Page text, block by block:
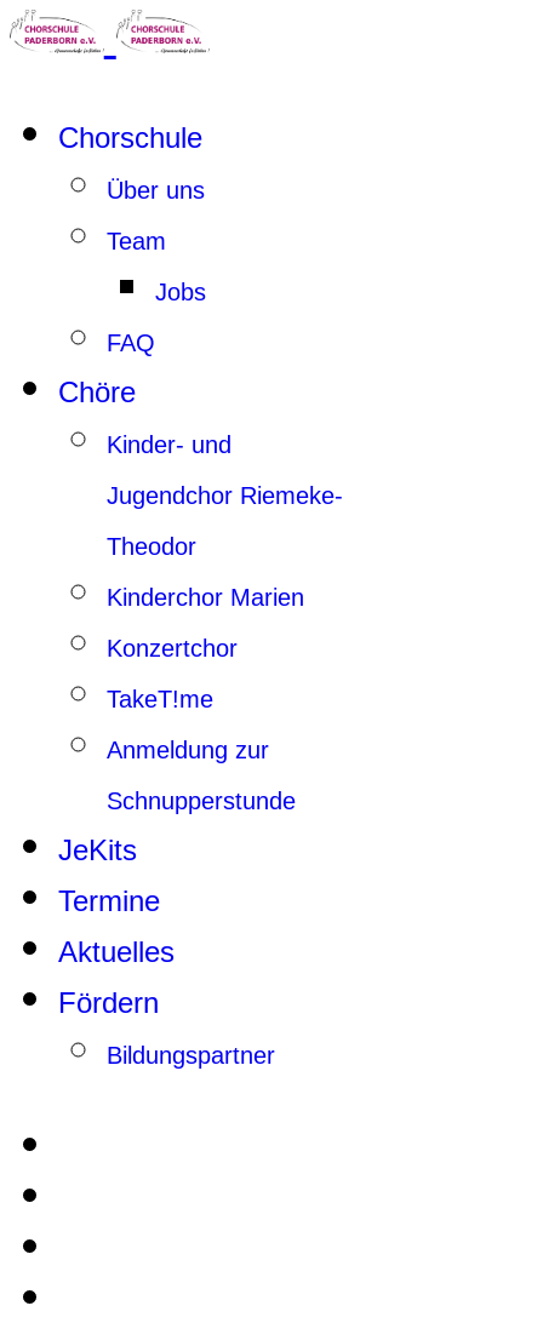
Chorschule
Über uns
Team
Jobs
FAQ
Chöre
Kinder- und
Jugendchor Riemeke-
Theodor
Kinderchor Marien
Konzertchor
TakeT!me
Anmeldung zur
Schnupperstunde
JeKits
Termine
Aktuelles
Fördern
Bildungspartner